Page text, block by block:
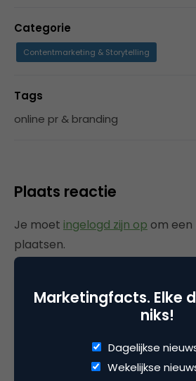
Categorie
Contentmarketing & Storytelling
Tags
online pr & branding
Plaats reactie
Je moet ingelogd zijn op om
plaatsen.
Gerelateerde artikelen
AI: Zorgen
of voor
Marketingfacts. Elke
niks!
Dagelijkse
Wekelijkse